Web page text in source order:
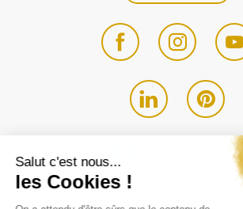
4.9 / 5